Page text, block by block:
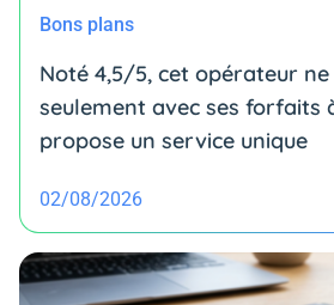
Bons plans
Noté 4,5/5, cet opérateur
seulement avec ses forfaits
propose un service unique
02/08/2026